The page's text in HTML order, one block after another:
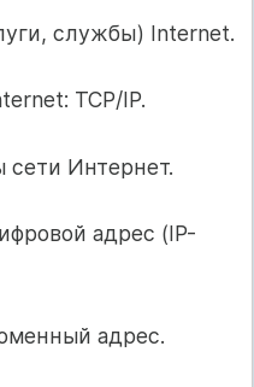
службы) Internet.
TCP/IP.
сети Интернет.
адрес (IP-
адрес.